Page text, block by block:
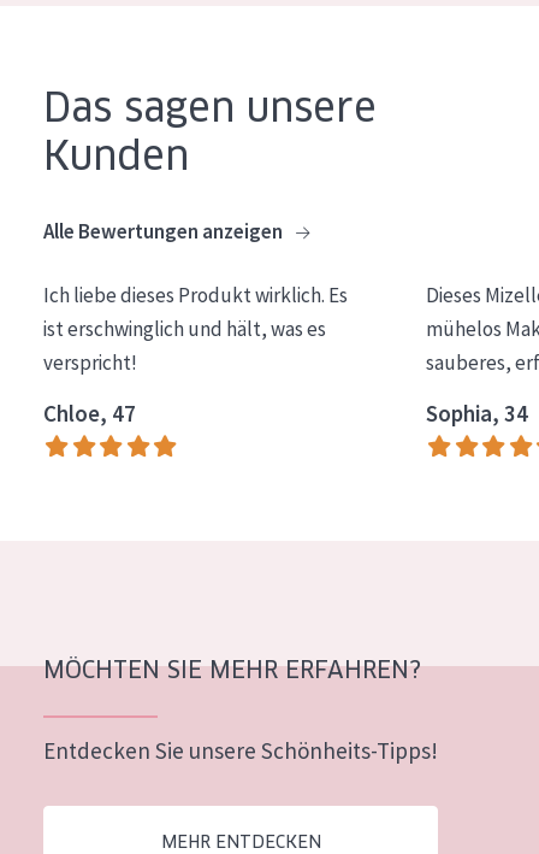
HAUTTYP
Normale bis trockene Haut
Reife Haut
Der Sonne ausgesetzte Haut
ALTER
Das sagen unsere
Kunden
Alle Bewertungen anzeigen
Ich liebe dieses Produkt wirklich. Es
ist erschwinglich und hält, was es
verspricht!
Chloe, 47
Dieses
mühelos
sauberes,
Sophia, 34
MÖCHTEN SIE MEHR ERFAHREN?
Entdecken Sie unsere Schönheits-Tipps!
MEHR ENTDECKEN